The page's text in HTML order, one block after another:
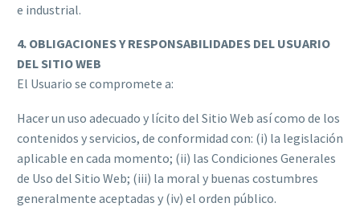
e industrial.
4. OBLIGACIONES Y RESPONSABILIDADES DEL USUARIO
DEL SITIO WEB
El Usuario se compromete a:
Hacer un uso adecuado y lícito del Sitio Web así como de los
contenidos y servicios, de conformidad con: (i) la legislación
aplicable en cada momento; (ii) las Condiciones Generales
de Uso del Sitio Web; (iii) la moral y buenas costumbres
generalmente aceptadas y (iv) el orden público.